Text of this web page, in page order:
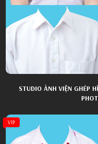
STUDIO ẢNH VIỆN GHÉP
VIP